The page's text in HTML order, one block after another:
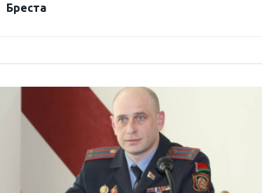
Бреста